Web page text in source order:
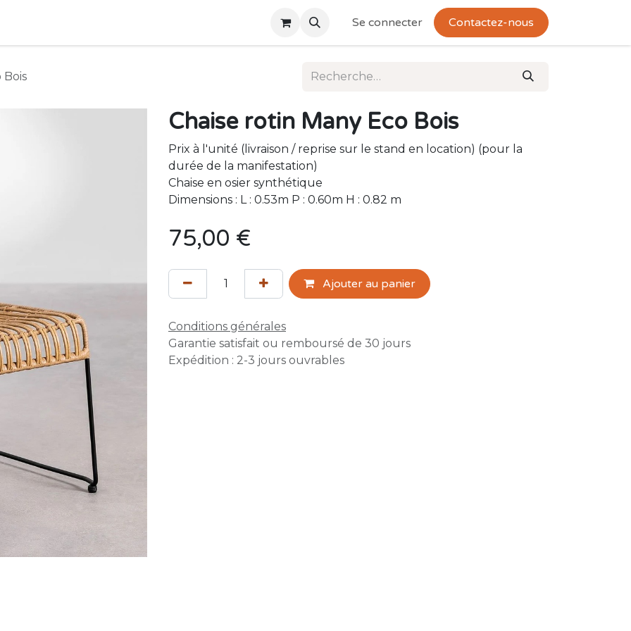
Se connecter Contactez-nous
Bois
Chaise rotin Many Eco Bois
Prix à l'unité (livraison / reprise sur le stand en location) (pour la
durée de la manifestation)
Chaise en osier synthétique
Dimensions : L : 0.53m P : 0.60m H : 0.82 m
75,00 €
Ajouter au panier
Conditions générales
Garantie satisfait ou remboursé de 30 jours
Expédition : 2-3 jours ouvrables